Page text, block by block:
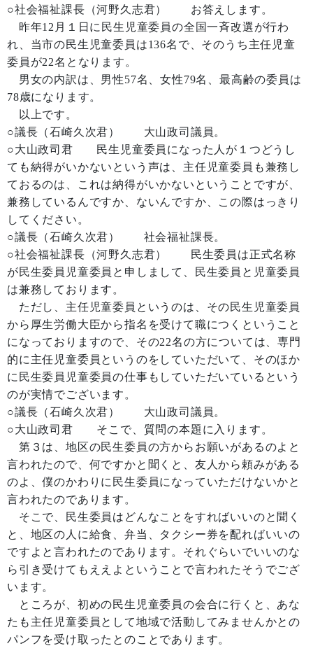
○社会福祉課長（河野久志君） お答えします。
昨年12月１日に民生児童委員の全国一斉改選が行わ
れ、当市の民生児童委員は136名で、そのうち主任児童
委員が22名となります。
男女の内訳は、男性57名、女性79名、最高齢の委員は
78歳になります。
以上です。
○議長（石崎久次君） 大山政司議員。
○大山政司君 民生児童委員になった人が１つどうし
ても納得がいかないという声は、主任児童委員も兼務し
ておるのは、これは納得がいかないということですが、
兼務しているんですか、ないんですか、この際はっきり
してください。
○議長（石崎久次君） 社会福祉課長。
○社会福祉課長（河野久志君） 民生委員は正式名称
が民生委員児童委員と申しまして、民生委員と児童委員
は兼務しております。
ただし、主任児童委員というのは、その民生児童委員
から厚生労働大臣から指名を受けて職につくということ
になっておりますので、その22名の方については、専門
的に主任児童委員というのをしていただいて、そのほか
に民生委員児童委員の仕事もしていただいているという
のが実情でございます。
○議長（石崎久次君） 大山政司議員。
○大山政司君 そこで、質問の本題に入ります。
第３は、地区の民生委員の方からお願いがあるのよと
言われたので、何ですかと聞くと、友人から頼みがある
のよ、僕のかわりに民生委員になっていただけないかと
言われたのであります。
そこで、民生委員はどんなことをすればいいのと聞く
と、地区の人に給食、弁当、タクシー券を配ればいいの
ですよと言われたのであります。それぐらいでいいのな
ら引き受けてもええよということで言われたそうでござ
います。
ところが、初めの民生児童委員の会合に行くと、あな
たも主任児童委員として地域で活動してみませんかとの
パンフを受け取ったとのことであります。